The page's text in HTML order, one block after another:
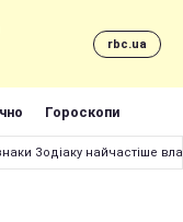
rbc.ua
Гороскопи
Зодіаку найчастіше